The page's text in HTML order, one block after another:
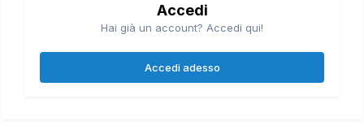
Accedi
Hai già un account? Accedi qui!
Accedi adesso